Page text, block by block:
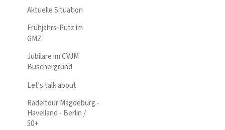
Aktuelle Situation
Frühjahrs-Putz im
GMZ
Jubilare im CVJM
Büschergrund
Let's talk about
Radeltour Magdeburg -
Havelland - Berlin /
50+